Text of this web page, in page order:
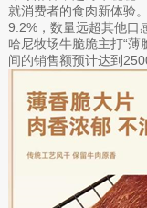
就消费者的食肉新体验
9.2%，数量远超其他口
哈尼牧场牛脆脆主打“
间的销售额预计达到